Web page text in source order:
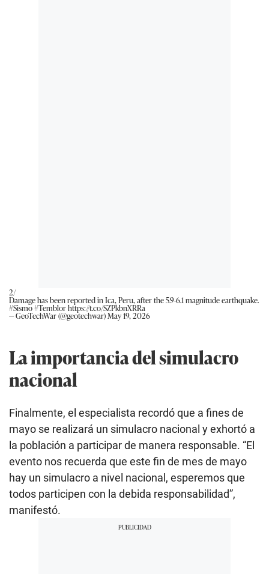
2/
Damage has been reported in Ica, Peru, after the 5.9-6.1 magnitude earthquake.
#Sismo#Temblorhttps://t.co/SZPkbnXRRa
— GeoTechWar (@geotechwar)May 19, 2026
La importancia del simulacro
nacional
Finalmente, el especialista recordó que a fines de
mayo se realizará un simulacro nacional y exhortó a
la población a participar de manera responsable. “El
evento nos recuerda que este fin de mes de mayo
hay un simulacro a nivel nacional, esperemos que
todos participen con la debida responsabilidad”,
manifestó.